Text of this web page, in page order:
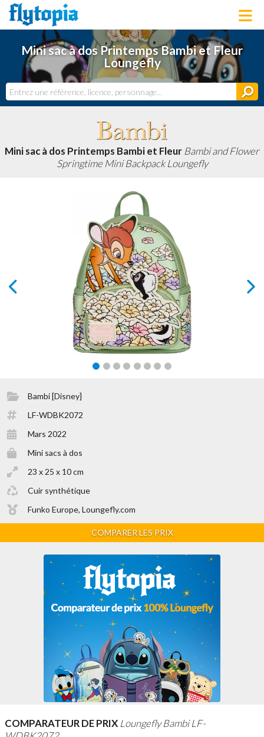
LOUNGEFLY
LICENCES
NOUVEAUTÉS
BONS PLANS
ACTUALITÉS
DERNIERS AJOUTS
Mini sac à dos Printemps Bambi et Fleur
Loungefly
Mini sac à dos Printemps Bambi et Fleur Bambi and Flower
Springtime Mini Backpack Loungefly
Bambi [Disney]
LF-WDBK2072
Mars 2022
Mini sacs à dos
23 x 25 x 10 cm
Cuir synthétique
Funko Europe, Loungefly.com
COMPARER LES PRIX
COMPARATEUR DE PRIX Loungefly Bambi LF-